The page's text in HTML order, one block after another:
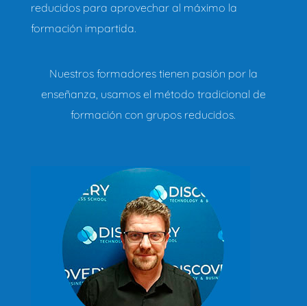
reducidos para aprovechar al máximo la
formación impartida.
Nuestros formadores tienen pasión por la
enseñanza, usamos el método tradicional de
formación con grupos reducidos.